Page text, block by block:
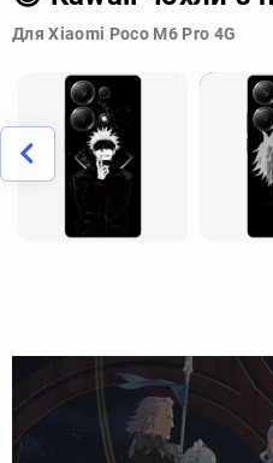
Для Xiaomi Poco M6 Pro 4G